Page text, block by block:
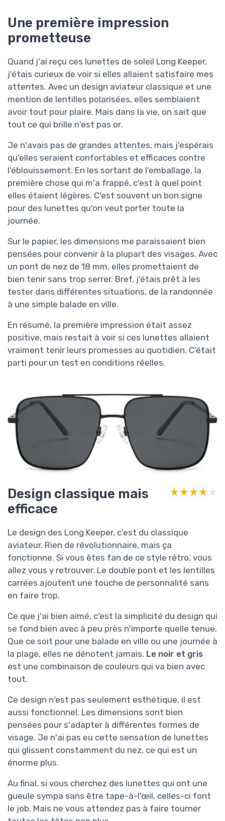
Une première impression
prometteuse
Quand j'ai reçu ces lunettes de soleil Long Keeper,
j'étais curieux de voir si elles allaient satisfaire mes
attentes. Avec un design aviateur classique et une
mention de lentilles polarisées, elles semblaient
avoir tout pour plaire. Mais dans la vie, on sait que
tout ce qui brille n'est pas or.
Je n'avais pas de grandes attentes, mais j'espérais
qu'elles seraient confortables et efficaces contre
l'éblouissement. En les sortant de l'emballage, la
première chose qui m'a frappé, c'est à quel point
elles étaient légères. C'est souvent un bon signe
pour des lunettes qu'on veut porter toute la
journée.
Sur le papier, les dimensions me paraissaient bien
pensées pour convenir à la plupart des visages. Avec
un pont de nez de 18 mm, elles promettaient de
bien tenir sans trop serrer. Bref, j'étais prêt à les
tester dans différentes situations, de la randonnée
à une simple balade en ville.
En résumé, la première impression était assez
positive, mais restait à voir si ces lunettes allaient
vraiment tenir leurs promesses au quotidien. C'était
parti pour un test en conditions réelles.
Design classique mais
efficace
★★★★★
★★★★★
Le design des Long Keeper, c'est du classique
aviateur. Rien de révolutionnaire, mais ça
fonctionne. Si vous êtes fan de ce style rétro, vous
allez vous y retrouver. Le double pont et les lentilles
carrées ajoutent une touche de personnalité sans
en faire trop.
Ce que j'ai bien aimé, c'est la simplicité du design qui
se fond bien avec à peu près n'importe quelle tenue.
Que ce soit pour une balade en ville ou une journée à
la plage, elles ne dénotent jamais. Le noir et gris
est une combinaison de couleurs qui va bien avec
tout.
Ce design n'est pas seulement esthétique, il est
aussi fonctionnel. Les dimensions sont bien
pensées pour s'adapter à différentes formes de
visage. Je n'ai pas eu cette sensation de lunettes
qui glissent constamment du nez, ce qui est un
énorme plus.
Au final, si vous cherchez des lunettes qui ont une
gueule sympa sans être tape-à-l'œil, celles-ci font
le job. Mais ne vous attendez pas à faire tourner